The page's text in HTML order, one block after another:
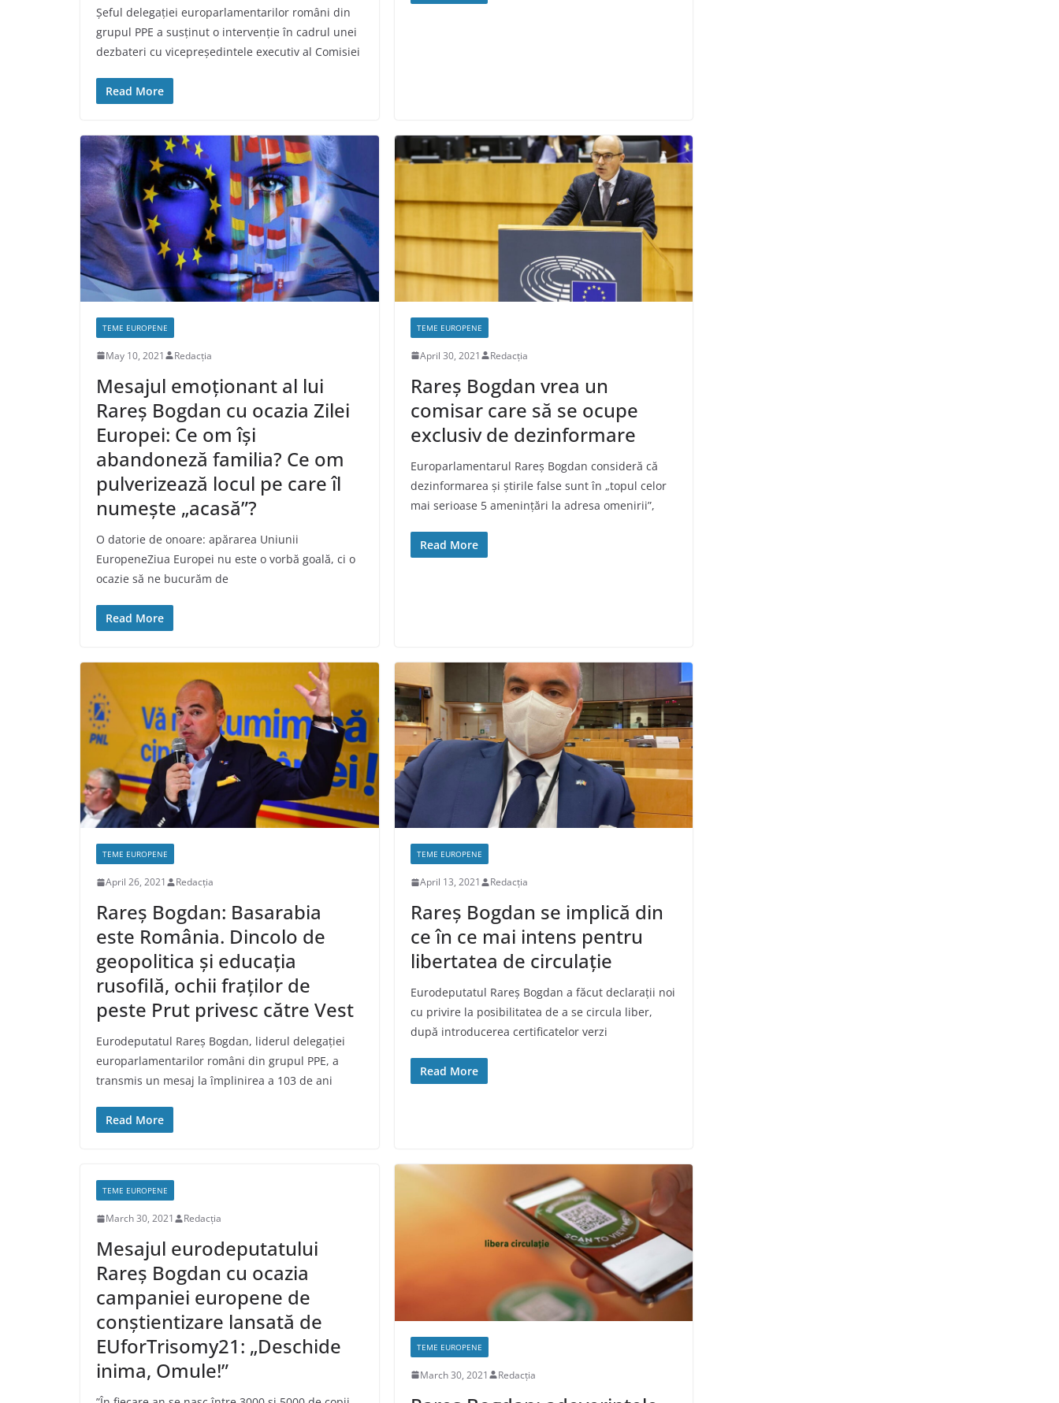
Șeful delegației europarlamentarilor români din
grupul PPE a susținut o intervenție în cadrul unei
dezbateri cu vicepreședintele executiv al Comisiei
Read More
TEME EUROPENE
May 10, 2021 Redacția
Mesajul emoționant al lui
Rareș Bogdan cu ocazia Zilei
Europei: Ce om își
abandoneză familia? Ce om
pulverizează locul pe care îl
numește „acasă”?
O datorie de onoare: apărarea Uniunii
EuropeneZiua Europei nu este o vorbă goală, ci o
ocazie să ne bucurăm de
Read More
TEME EUROPENE
April 30, 2021 Redacția
Rareș Bogdan vrea un
comisar care să se ocupe
exclusiv de dezinformare
Europarlamentarul Rareș Bogdan consideră că
dezinformarea și știrile false sunt în „topul celor
mai serioase 5 amenințări la adresa omenirii”,
Read More
TEME EUROPENE
April 26, 2021 Redacția
Rareș Bogdan: Basarabia
este România. Dincolo de
geopolitica și educația
rusofilă, ochii fraților de
peste Prut privesc către Vest
Eurodeputatul Rareș Bogdan, liderul delegației
europarlamentarilor români din grupul PPE, a
transmis un mesaj la împlinirea a 103 de ani
Read More
TEME EUROPENE
April 13, 2021 Redacția
Rareș Bogdan se implică din
ce în ce mai intens pentru
libertatea de circulație
Eurodeputatul Rareș Bogdan a făcut declarații noi
cu privire la posibilitatea de a se circula liber,
după introducerea certificatelor verzi
Read More
TEME EUROPENE
March 30, 2021 Redacția
Mesajul eurodeputatului
Rareș Bogdan cu ocazia
campaniei europene de
conștientizare lansată de
EUforTrisomy21: „Deschide
inima, Omule!”
TEME EUROPENE
March 30, 2021 Redacția